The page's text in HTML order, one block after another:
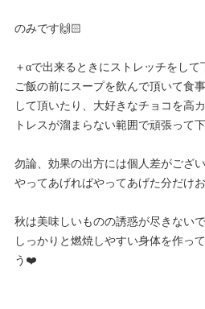
のみです🙌🏻
＋αで出来るときにストレッチをして
ご飯の前にスープを飲んで頂いて食
して頂いたり、大好きなチョコを高
トレスが溜まらない範囲で頑張って
勿論、効果の出方には個人差がござ
やってあげればやってあげた分だけ
秋は美味しいものの誘惑が尽きない
しっかりと燃焼しやすい身体を作っ
う❤️